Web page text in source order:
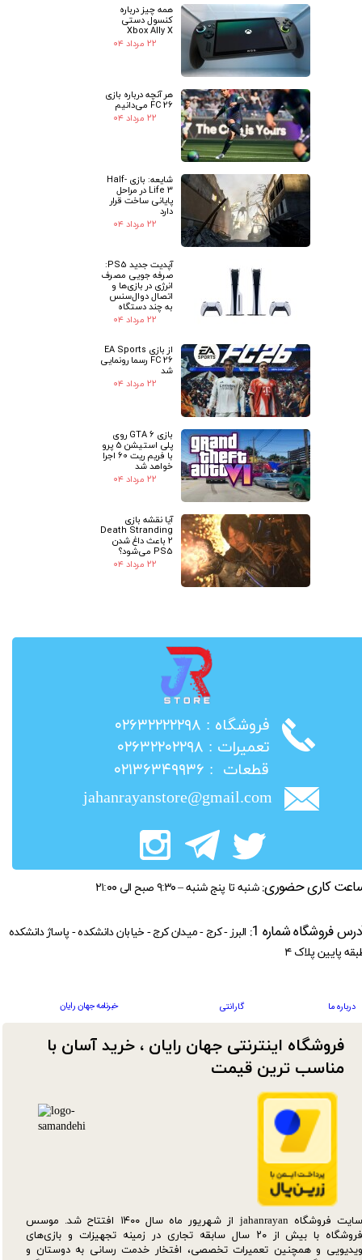
همه چیز درباره
کنسول دستی
Xbox Ally X
۲۲ مرداد ۰۴
هر آنچه درباره بازی
FC 26 می‌دانیم
۲۲ مرداد ۰۴
شایعه: بازی Half-
Life 3 در مراحل
پایانی ساخت قرار
دارد
۲۲ مرداد ۰۴
آپدیت جدید PS5:
صرفه جویی مصرف
انرژی در بازی‌ها و
اتصال دوال‌سنس
به چند دستگاه
۲۲ مرداد ۰۴
از بازی EA Sports
FC 26 رسما رونمایی
شد
۲۲ مرداد ۰۴
بازی GTA 6 روی
پلی استیشن 5 پرو
با فریم ریت 60 اجرا
خواهد شد
۲۲ مرداد ۰۴
آیا نقشه بازی
Death Stranding
2 باعث داغ شدن
PS5 می‌شود؟
۲۲ مرداد ۰۴
​فروشگاه : ۰۲۶۳۲۲۲۲۲۹۸
​تعمیرات : ۰۲۶۳۲۲۰۲۲۹۸
​قطعات : ۰۲۱۳۶۳۴۹۹۳۶
jahanrayanstore@gmail.com
سایت فروشگاه jahanrayan از شهریور ماه سال ۱۴۰۰ افتتاح شد. موسس
فروشگاه با بیش از ۲۰ سال سابقه تجاری در زمینه تجهیزات و بازی‌های
ویدیویی و همچنین تعمیرات تخصصی، افتخار خدمت رسانی به دوستان و
فروشگاه اینترنتی جهان رایان ، خرید آسان با
مناسب ترین قیمت​​​​​​​
کاری حضوری: شنبه تا پنج شنبه – ۹:۳۰ صبح الی ۲۱:۰۰
درباره ما گارانتی خبرنامه جهان رایان
فروشگاه شماره 1:
البرز - کرج - میدان کرج - خیابان دانشکده - پاساژ دانشکده
پایین پلاک ۴